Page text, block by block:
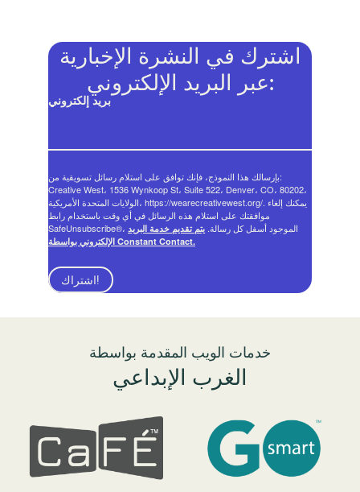
اشترك في النشرة الإخبارية
عبر البريد الإلكتروني:
بريد إلكتروني
بإرسالك هذا النموذج، فإنك توافق على استلام رسائل تسويقية من:
Creative West، 1536 Wynkoop St، Suite 522، Denver، CO، 80202،
الولايات المتحدة الأمريكية، https://wearecreativewest.org/. يمكنك إلغاء
موافقتك على استلام هذه الرسائل في أي وقت باستخدام رابط
SafeUnsubscribe®، الموجود أسفل كل رسالة. يتم تقديم خدمة البريد
الإلكتروني بواسطة Constant Contact.
اشتراك!
خدمات الويب المقدمة بواسطة
الغرب الإبداعي